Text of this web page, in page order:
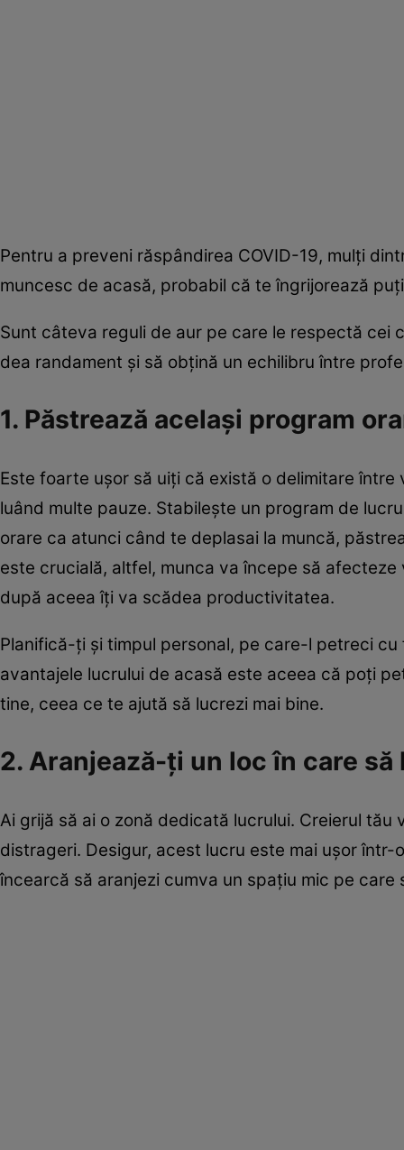
Pentru a preveni răspândirea COVID-19, mulţi
muncesc de acasă, probabil că te îngrijorează
Sunt câteva reguli de aur pe care le respectă cei
dea randament şi să obţină un echilibru între
1. Păstrează acelaşi program
Este foarte uşor să uiţi că există o delimitare
luând multe pauze. Stabileşte un program de
orare ca atunci când te deplasai la muncă,
este crucială, altfel, munca va începe să
după aceea îţi va scădea productivitatea.
Planifică-ţi şi timpul personal, pe care-l petreci
avantajele lucrului de acasă este aceea că poţi
tine, ceea ce te ajută să lucrezi mai bine.
2. Aranjează-ţi un loc în care să
Ai grijă să ai o zonă dedicată lucrului. Creierul
distrageri. Desigur, acest lucru este mai uşor
încearcă s­ă aranjezi cumva un spaţiu mic pe